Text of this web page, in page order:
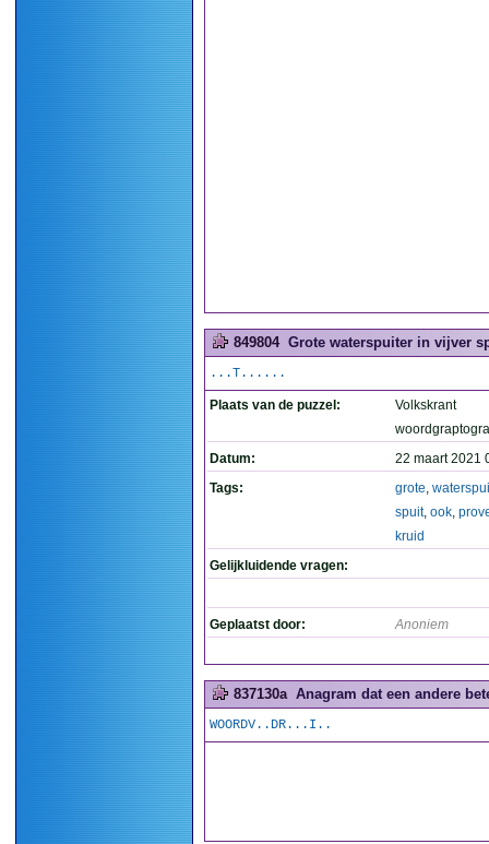
849804 Grote waterspuiter in vijver
...T......
Plaats van de puzzel:
Volkskrant
Datum:
22 maart 2021
Tags:
grote,
spuit, ook,
kruid
Gelijkluidende vragen:
Geplaatst door: Anoniem
837130a Anagram dat een andere
WOORDV..DR...I..